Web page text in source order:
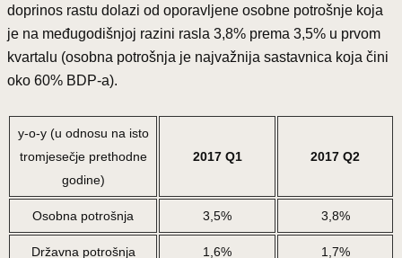
doprinos rastu dolazi od oporavljene osobne potrošnje koja
je na međugodišnjoj razini rasla 3,8% prema 3,5% u prvom
kvartalu (osobna potrošnja je najvažnija sastavnica koja čini
oko 60% BDP-a).
y-o-y (u odnosu na isto
tromjesečje prethodne
godine)
2017 Q1 2017 Q2
Osobna potrošnja 3,5% 3,8%
Državna potrošnja 1,6% 1,7%